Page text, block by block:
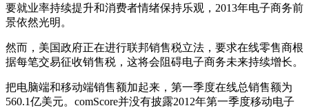
要就业率持续提升和消费者情绪保持乐观，2013年电子商务前
景依然光明。
然而，美国政府正在进行联邦销售税立法，要求在线零售商根
据每笔交易征收销售税，这将会阻碍电子商务未来持续增长。
把电脑端和移动端销售额加起来，第一季度在线总销售额为
560.1亿美元。comScore并没有披露2012年第一季度移动电子